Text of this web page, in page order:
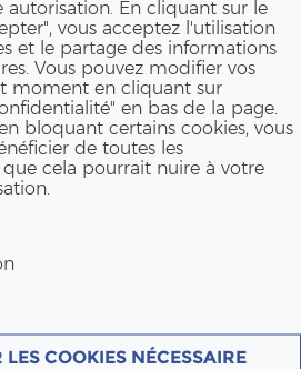
En cliquant sur le
vous acceptez l'utilisation
et le partage des informations
Vous pouvez modifier vos
moment en cliquant sur
en bas de la page.
bloquant certains cookies, vous
de toutes les
cela pourrait nuire à votre
LES COOKIES NÉCESSAIRE